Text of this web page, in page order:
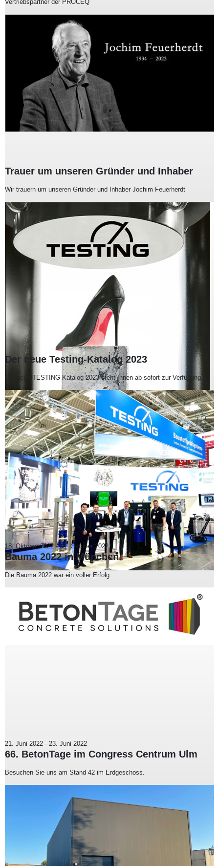
Vertriebspartner der PROCEQ
Trauer um unseren Gründer und Inhaber
Wir trauern um unseren Gründer und Inhaber Jochim Feuerherdt
Der neue Testing-Katalog 2023
Der neue TESTING-Katalog 2023 steht Ihnen ab sofort zur Verfügung.
18. Oktober 2022 -30. Oktober 2022
Bauma 2022 in München
Die Bauma 2022 war ein voller Erfolg.
21. Juni 2022 - 23. Juni 2022
66. BetonTage im Congress Centrum Ulm
Besuchen Sie uns am Stand 42 im Erdgeschoss.